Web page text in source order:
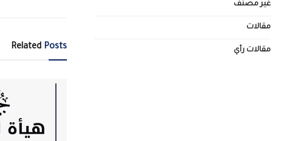
Related Posts
غير مصنف
مقالات
مقالات رأي